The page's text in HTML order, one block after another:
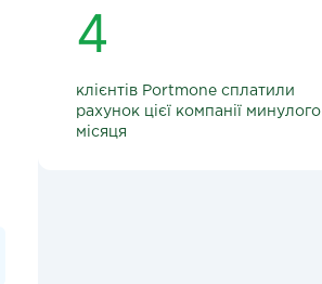
4
клієнтів Portmone сплатили
рахунок цієї компанії минулого
місяця